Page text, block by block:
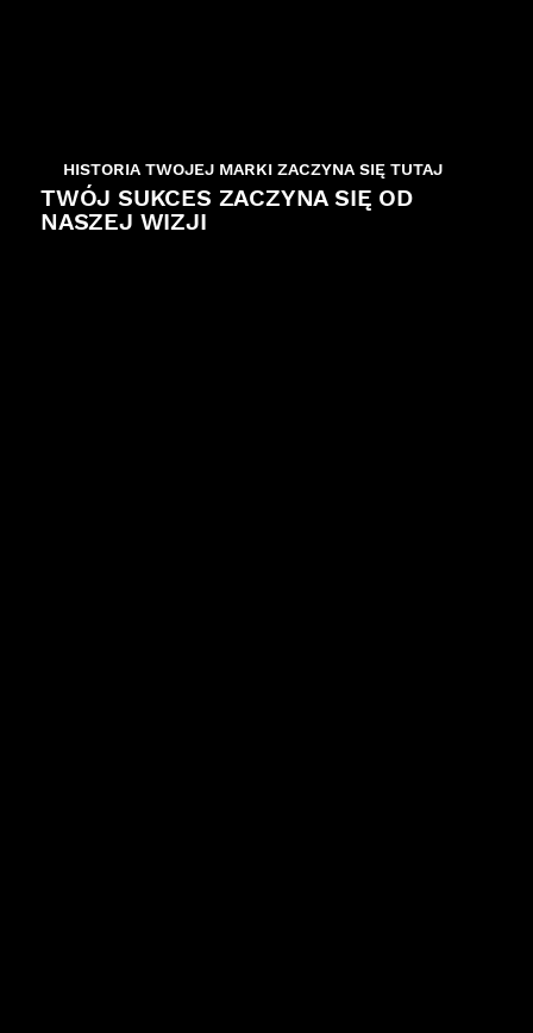
HISTORIA TWOJEJ MARKI ZACZYNA SIĘ TUTAJ
TWÓJ SUKCES ZACZYNA SIĘ OD
NASZEJ WIZJI